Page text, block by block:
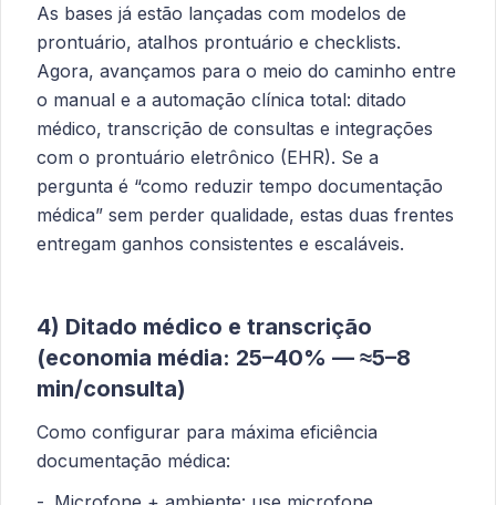
As bases já estão lançadas com modelos de
prontuário, atalhos prontuário e checklists.
Agora, avançamos para o meio do caminho entre
o manual e a automação clínica total: ditado
médico, transcrição de consultas e integrações
com o prontuário eletrônico (EHR). Se a
pergunta é “como reduzir tempo documentação
médica” sem perder qualidade, estas duas frentes
entregam ganhos consistentes e escaláveis.
4) Ditado médico e transcrição
(economia média: 25–40% — ≈5–8
min/consulta)
Como configurar para máxima eficiência
documentação médica: